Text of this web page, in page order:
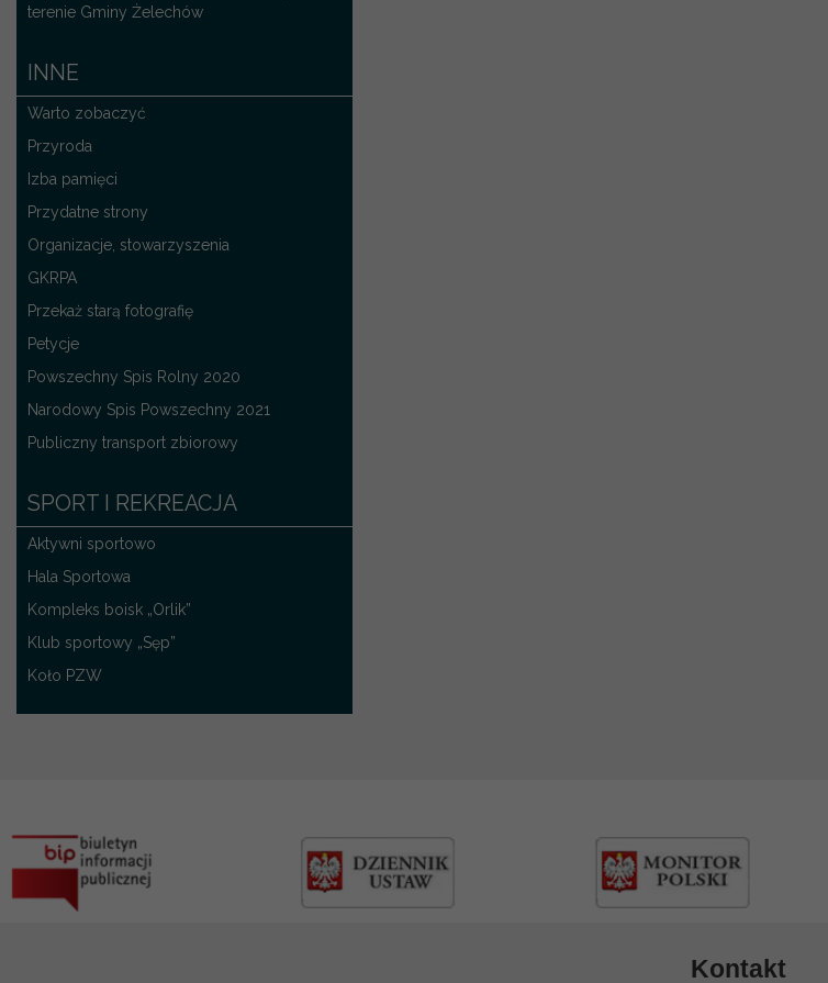
terenie Gminy Żelechów
INNE
Warto zobaczyć
Przyroda
Izba pamięci
Przydatne strony
Organizacje, stowarzyszenia
GKRPA
Przekaż starą fotografię
Petycje
Powszechny Spis Rolny 2020
Narodowy Spis Powszechny 2021
Publiczny transport zbiorowy
SPORT I REKREACJA
Aktywni sportowo
Hala Sportowa
Kompleks boisk „Orlik”
Klub sportowy „Sęp”
Koło PZW
Kontakt